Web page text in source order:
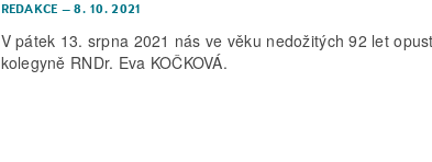
REDAKCE –8. 10. 2021
V pátek 13. srpna 2021 nás ve věku nedožitých 92 let
kolegyně RNDr. Eva KOČKOVÁ.